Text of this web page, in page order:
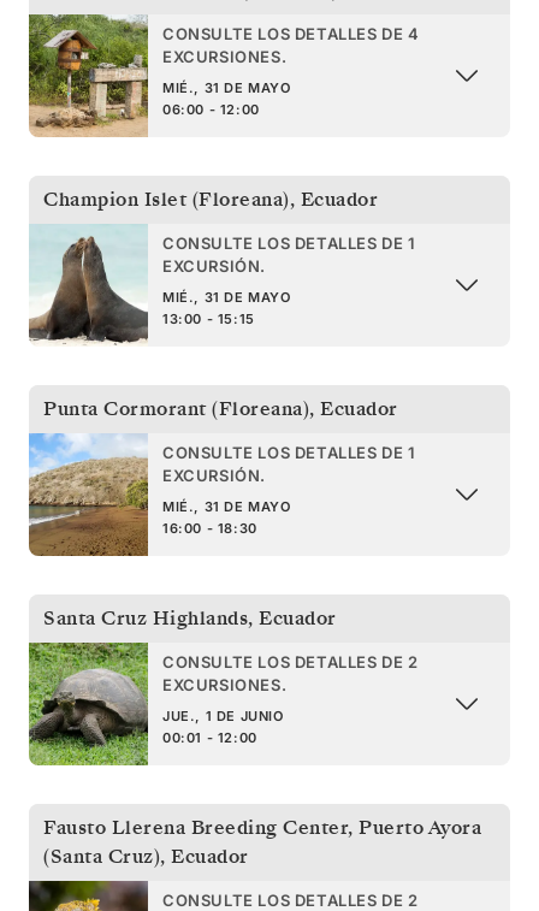
CONSULTE LOS DETALLES DE 4
EXCURSIONES.
MIÉ., 31 DE MAYO
06:00 - 12:00
Champion Islet (Floreana), Ecuador
CONSULTE LOS DETALLES DE 1
EXCURSIÓN.
MIÉ., 31 DE MAYO
13:00 - 15:15
Punta Cormorant (Floreana), Ecuador
CONSULTE LOS DETALLES DE 1
EXCURSIÓN.
MIÉ., 31 DE MAYO
16:00 - 18:30
Santa Cruz Highlands, Ecuador
CONSULTE LOS DETALLES DE 2
EXCURSIONES.
JUE., 1 DE JUNIO
00:01 - 12:00
Fausto Llerena Breeding Center, Puerto Ayora
(Santa Cruz), Ecuador
CONSULTE LOS DETALLES DE 2